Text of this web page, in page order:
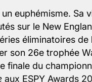
euphémisme. Sa
sur le New
éliminatoires de
son 26e trophée
finale du
aux ESPY Awards